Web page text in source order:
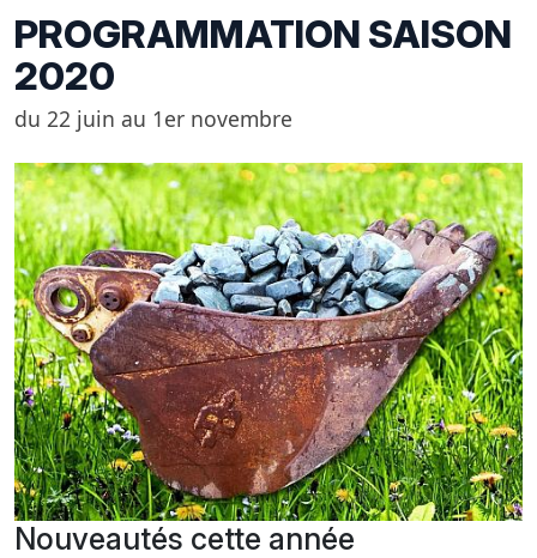
PROGRAMMATION SAISON
2020
du 22 juin au 1er novembre
Nouveautés cette année